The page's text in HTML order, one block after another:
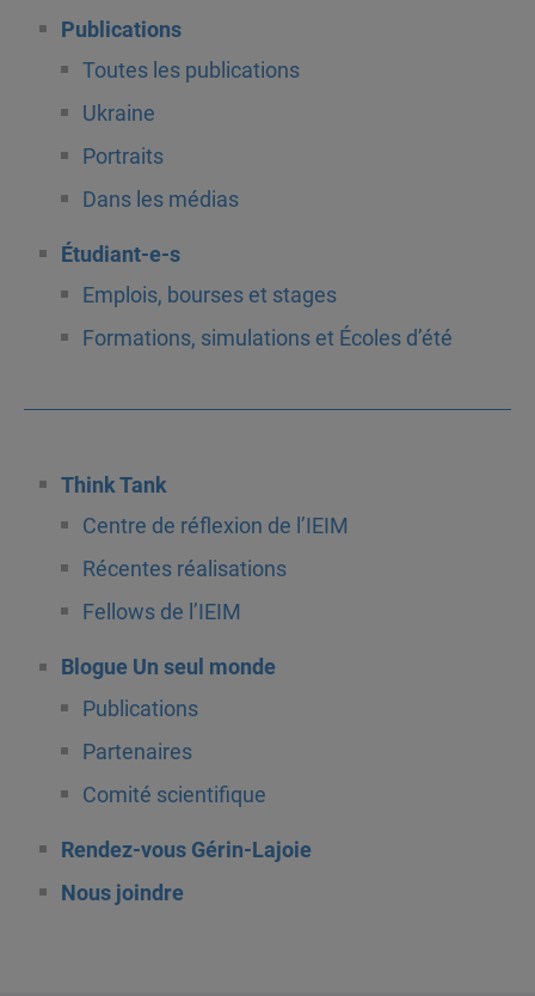
Publications
Toutes les publications
Ukraine
Portraits
Dans les médias
Étudiant-e-s
Emplois, bourses et stages
Formations, simulations et Écoles d’été
Think Tank
Centre de réflexion de l’IEIM
Récentes réalisations
Fellows de l’IEIM
Blogue Un seul monde
Publications
Partenaires
Comité scientifique
Rendez-vous Gérin-Lajoie
Nous joindre